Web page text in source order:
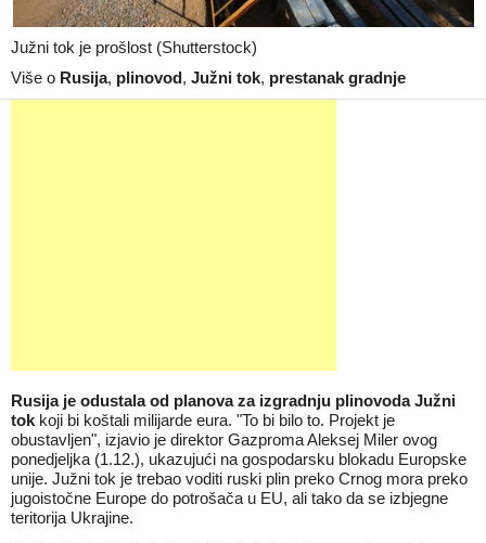
Južni tok je prošlost (Shutterstock)
Više o Rusija, plinovod, Južni tok, prestanak gradnje
Rusija je odustala od planova za izgradnju plinovoda Južni
tok koji bi koštali milijarde eura. "To bi bilo to. Projekt je
obustavljen", izjavio je direktor Gazproma Aleksej Miler ovog
ponedjeljka (1.12.), ukazujući na gospodarsku blokadu Europske
unije. Južni tok je trebao voditi ruski plin preko Crnog mora preko
jugoistočne Europe do potrošača u EU, ali tako da se izbjegne
teritorija Ukrajine.